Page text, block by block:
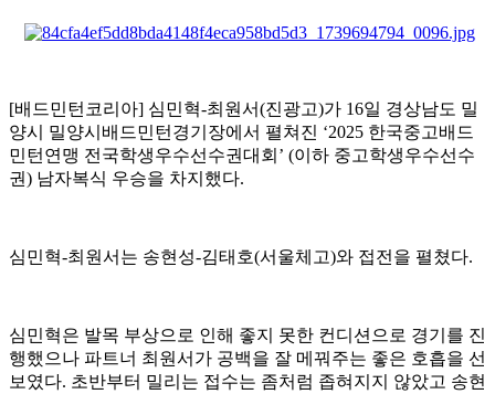
[배드민턴코리아] 심민혁-최원서(진광고)가 16일 경상남도 밀
양시 밀양시배드민턴경기장에서 펼쳐진 ‘2025 한국중고배드
민턴연맹 전국학생우수선수권대회 ’ (이하 중고학생우수선수
권) 남자복식 우승을 차지했다.
심민혁-최원서는 송현성-김태호(서울체고)와 접전을 펼쳤다.
심민혁은 발목 부상으로 인해 좋지 못한 컨디션으로 경기를 진
행했으나 파트너 최원서가 공백을 잘 메꿔주는 좋은 호흡을 선
보였다. 초반부터 밀리는 접수는 좀처럼 좁혀지지 않았고 송현